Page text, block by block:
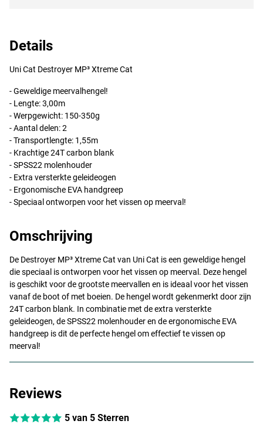
Details
Uni Cat Destroyer MP³ Xtreme Cat
- Geweldige meervalhengel!
- Lengte: 3,00m
- Werpgewicht: 150-350g
- Aantal delen: 2
- Transportlengte: 1,55m
- Krachtige 24T carbon blank
- SPSS22 molenhouder
- Extra versterkte geleideogen
- Ergonomische EVA handgreep
- Speciaal ontworpen voor het vissen op meerval!
Omschrijving
De Destroyer MP³ Xtreme Cat van Uni Cat is een geweldige hengel
die speciaal is ontworpen voor het vissen op meerval. Deze hengel
is geschikt voor de grootste meervallen en is ideaal voor het vissen
vanaf de boot of met boeien. De hengel wordt gekenmerkt door zijn
24T carbon blank. In combinatie met de extra versterkte
geleideogen, de SPSS22 molenhouder en de ergonomische EVA
handgreep is dit de perfecte hengel om effectief te vissen op
meerval!
Reviews
5 van 5 Sterren